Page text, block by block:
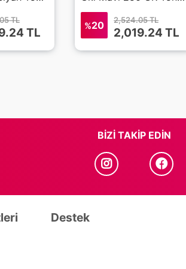
TL
TL
%20 2,524.05 TL
2,019.24 TL
BIZI TAKIP EDIN
Destek